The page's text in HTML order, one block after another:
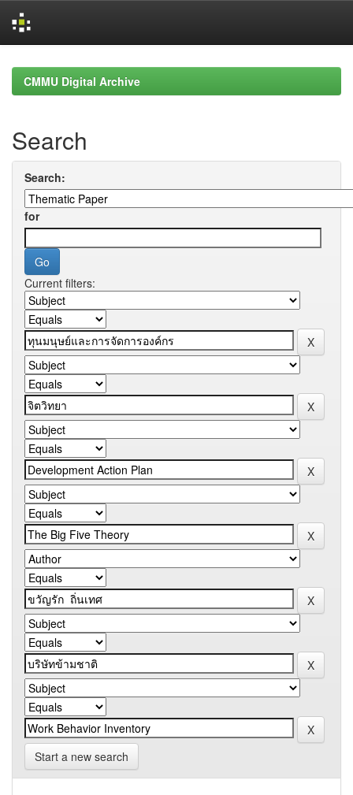
navigationCMMU Digital Archive
Search
Search:
for
Current filters:
Start a new search